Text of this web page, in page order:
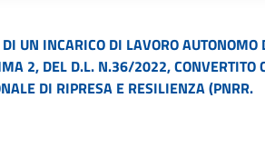
UN INCARICO DI LAVORO
2, DEL D.L. N.36/2022, CONVERTITO
DI RIPRESA E RESILIENZA (PNRR.